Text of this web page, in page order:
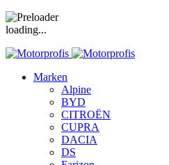
loading...
Marken
Alpine
BYD
CITROËN
CUPRA
DACIA
DS